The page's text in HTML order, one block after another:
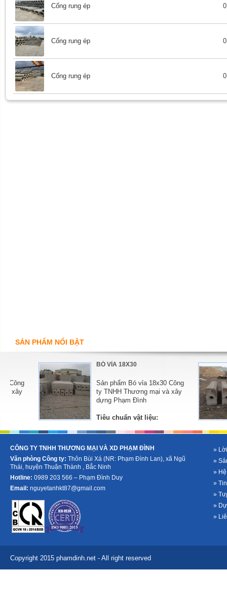
Cống rung ép
Cống rung ép
Cống rung ép
SẢN PHẨM NỔI BẬT
BÓ VỈA 18X30
Sản phẩm Bó vỉa 18x30 Công
ty TNHH Thương mại và xây
dựng Phạm Đình
Tiêu chuẩn vật liệu:
-Xi măng PCB-40: được cung cấp bởi các nhà
cung cấp uy tín,...
-Xi măng PCB-
CÔNG TY TNHH THƯƠNG MẠI VÀ XD PHẠM ĐÌNH
Văn phòng Công ty: Thôn Bùi Xá (NR: Phạm Đình Lan), xã Ngũ
Thái, huyện Thuận Thành , Bắc Ninh
Hotline: 0989 203 566 – Phạm Đình Duy
Email: nguyetanhkt87@gmail.com
»
»
»
»
»
»
»
Copyright 2015 phamdinh.net - All right reserved